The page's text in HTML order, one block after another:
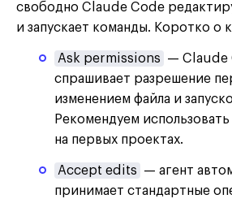
свободно Claude Code
и запускает команды. Коротко о
Ask permissions
— Claude
спрашивает разрешение
изменением файла и
Рекомендуем
на первых проектах.
Accept edits
— агент
принимает стандартные
Интересное - на почту!